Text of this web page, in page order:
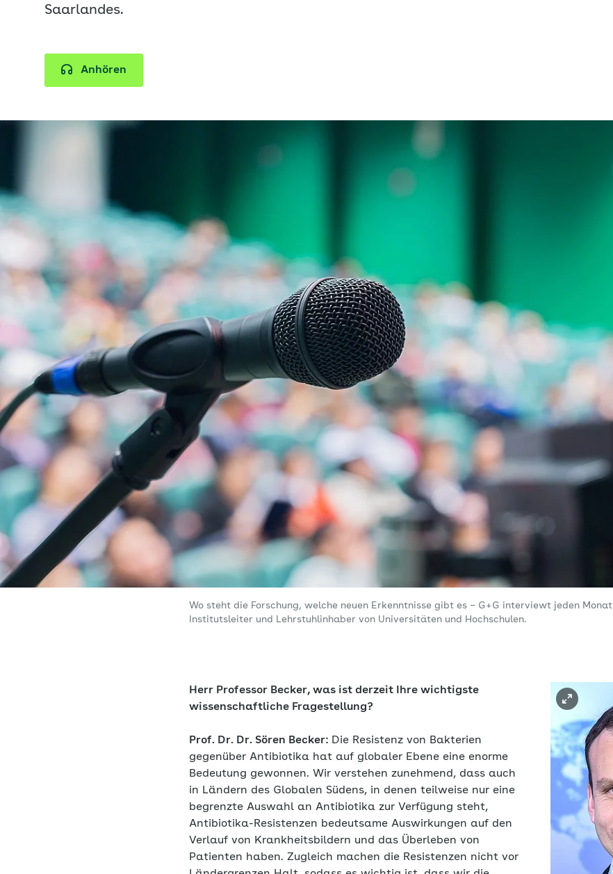
Saarlandes.
Anhören
Wo steht die Forschung, welche neuen Erkenntnisse gibt es – G+G interviewt jeden Monat
Institutsleiter und Lehrstuhlinhaber von Universitäten und Hochschulen.
Herr Professor Becker, was ist derzeit Ihre wichtigste
wissenschaftliche Fragestellung?
Prof. Dr. Dr. Sören Becker: Die Resistenz von Bakterien
gegenüber Antibiotika hat auf globaler Ebene eine enorme
Bedeutung gewonnen. Wir verstehen zunehmend, dass auch
in Ländern des Globalen Südens, in denen teilweise nur eine
begrenzte Auswahl an Antibiotika zur Verfügung steht,
Antibiotika-Resistenzen bedeutsame Auswirkungen auf den
Verlauf von Krankheitsbildern und das Überleben von
Patienten haben. Zugleich machen die Resistenzen nicht vor